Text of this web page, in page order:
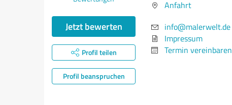
Jetzt bewerten
Profil teilen
Profil beanspruchen
Anfahrt
info@malerwelt.de
Impressum
Termin vereinbaren